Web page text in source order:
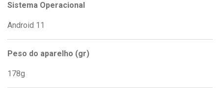
Sistema Operacional
Android 11
Peso do aparelho (gr)
178g